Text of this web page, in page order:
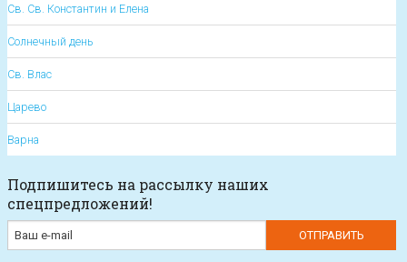
Св. Св. Константин и Елена
Солнечный день
Св. Влас
Царево
Варна
Подпишитесь на рассылку наших
спецпредложений!